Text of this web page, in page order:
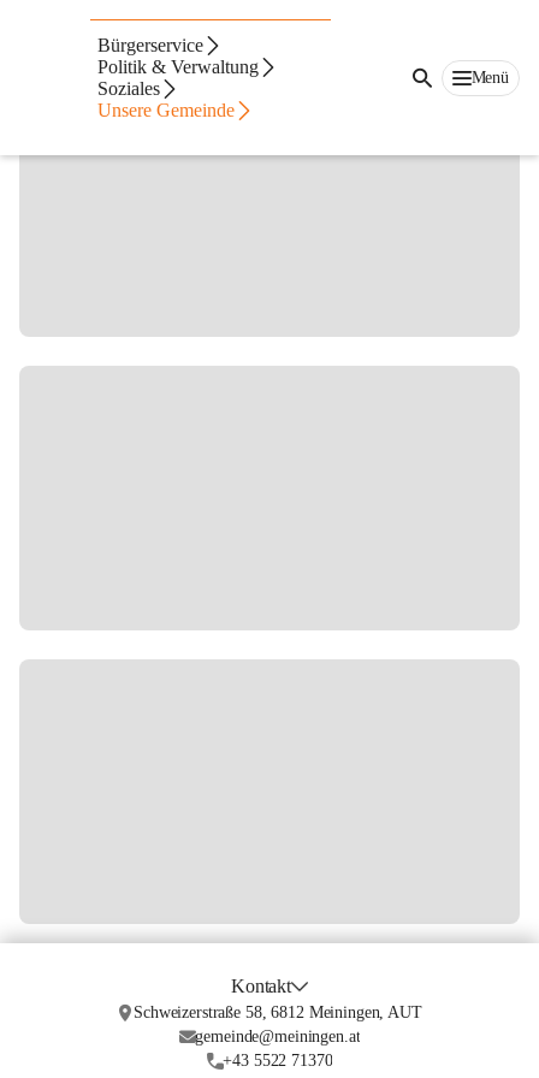
Bürgerservice
Politik & Verwaltung
Soziales
Unsere Gemeinde
Menü
Veranstaltungen
Kontakt
Schweizerstraße 58, 6812 Meiningen, AUT
gemeinde@meiningen.at
+43 5522 71370